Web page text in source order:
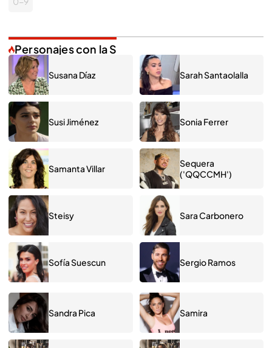
Personajes con la S
Susana Díaz Sarah Santaolalla
Susi Jiménez Sonia Ferrer
Samanta Villar
Sequera
('QQCCMH')
Steisy Sara Carbonero
Sofía Suescun Sergio Ramos
Sandra Pica Samira